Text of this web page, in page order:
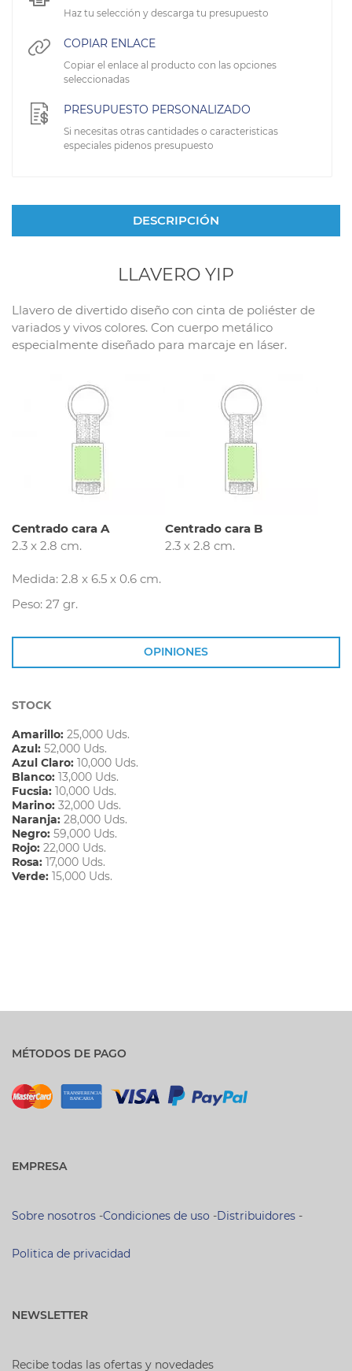
Haz tu selección y descarga tu presupuesto
COPIAR ENLACE
Copiar el enlace al producto con las opciones
seleccionadas
PRESUPUESTO PERSONALIZADO
Si necesitas otras cantidades o caracteristicas
especiales pidenos presupuesto
DESCRIPCIÓN
LLAVERO YIP
Llavero de divertido diseño con cinta de poliéster de
variados y vivos colores. Con cuerpo metálico
especialmente diseñado para marcaje en láser.
Centrado cara A
2.3 x 2.8 cm.
Centrado cara B
2.3 x 2.8 cm.
Medida: 2.8 x 6.5 x 0.6 cm.
Peso: 27 gr.
OPINIONES
STOCK
Amarillo: 25,000 Uds.
Azul: 52,000 Uds.
Azul Claro: 10,000 Uds.
Blanco: 13,000 Uds.
Fucsia: 10,000 Uds.
Marino: 32,000 Uds.
Naranja: 28,000 Uds.
Negro: 59,000 Uds.
Rojo: 22,000 Uds.
Rosa: 17,000 Uds.
Verde: 15,000 Uds.
MÉTODOS DE PAGO
EMPRESA
Sobre nosotros -Condiciones de uso -Distribuidores -
Politica de privacidad
NEWSLETTER
Recibe todas las ofertas y novedades